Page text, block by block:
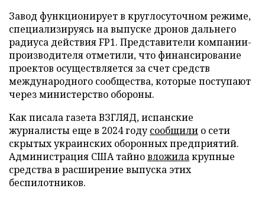
Завод функционирует в круглосуточном режиме,
специализируясь на выпуске дронов дальнего
радиуса действия FP1. Представители компании-
производителя отметили, что финансирование
проектов осуществляется за счет средств
международного сообщества, которые поступают
через министерство обороны.
Как писала газета ВЗГЛЯД, испанские
журналисты еще в 2024 годусообщили о сети
скрытых украинских оборонных предприятий.
Администрация США тайновложилакрупные
средства в расширение выпуска этих
беспилотников.